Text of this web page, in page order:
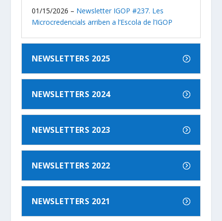
01/15/2026 – Newsletter IGOP #237. Les
Microcredencials arriben a l’Escola de l’IGOP
NEWSLETTERS 2025
NEWSLETTERS 2024
NEWSLETTERS 2023
NEWSLETTERS 2022
NEWSLETTERS 2021